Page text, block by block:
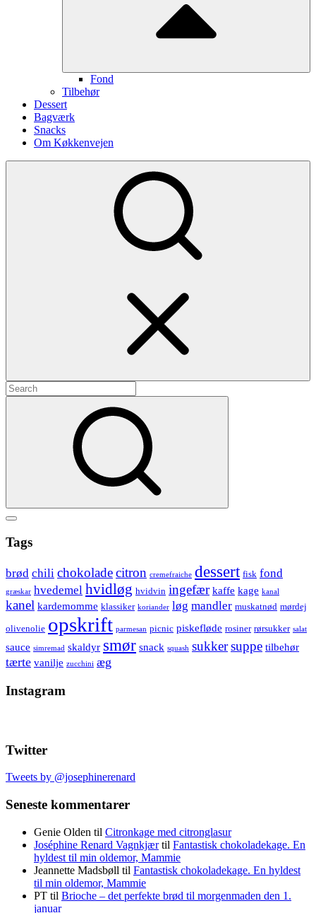
Fond
Tilbehør
Dessert
Bagværk
Snacks
Om Køkkenvejen
Search
for:
Show
sidebar
Header
Wrapper
Tags
brød chili chokoladecitron cremefraiche dessert fisk fond
græskar hvedemel hvidløg hvidvin ingefær kaffe kage kanal
kanel kardemomme klassiker koriander løg mandler muskatnød mørdej
olivenolie opskrift parmesan picnic piskefløde rosiner rørsukker salat
sauce simremad skaldyr smør snack squash sukkersuppe tilbehør
tærte vanilje zucchini æg
Instagram
Twitter
Tweets by @josephinerenard
Seneste kommentarer
Genie Olden til Citronkage med citronglasur
Joséphine Renard Vagnkjærtil Fantastisk chokoladekage. En
hyldest til min oldemor, Mammie
Jeannette Madsbøll til Fantastisk chokoladekage. En hyldest
til min oldemor, Mammie
PT til Brioche – det perfekte brød til morgenmaden den 1.
januar